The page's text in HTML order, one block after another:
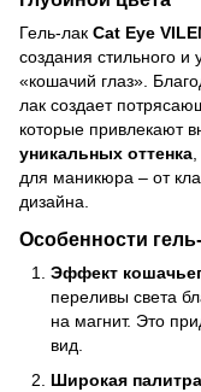
Гель-лак Cat Eye
создания стильного
«кошачий глаз».
лак создает
которые привлекают
уникальных оттенка
для маникюра – от
дизайна.
Особенности
Эффект
переливы света
на магнит. Это
вид.
Широкая